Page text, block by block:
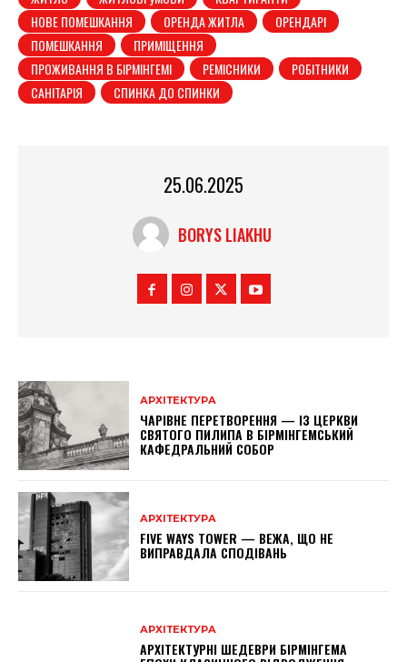
НОВЕ ПОМЕШКАННЯ
ОРЕНДА ЖИТЛА
ОРЕНДАРІ
ПОМЕШКАННЯ
ПРИМІЩЕННЯ
ПРОЖИВАННЯ В БІРМІНГЕМІ
РЕМІСНИКИ
РОБІТНИКИ
САНІТАРІЯ
СПИНКА ДО СПИНКИ
25.06.2025
BORYS LIAKHU
АРХІТЕКТУРА
ЧАРІВНЕ ПЕРЕТВОРЕННЯ — ІЗ ЦЕРКВИ
СВЯТОГО ПИЛИПА В БІРМІНГЕМСЬКИЙ
КАФЕДРАЛЬНИЙ СОБОР
АРХІТЕКТУРА
FIVE WAYS TOWER — ВЕЖА, ЩО НЕ
ВИПРАВДАЛА СПОДІВАНЬ
АРХІТЕКТУРА
АРХІТЕКТУРНІ ШЕДЕВРИ БІРМІНГЕМА